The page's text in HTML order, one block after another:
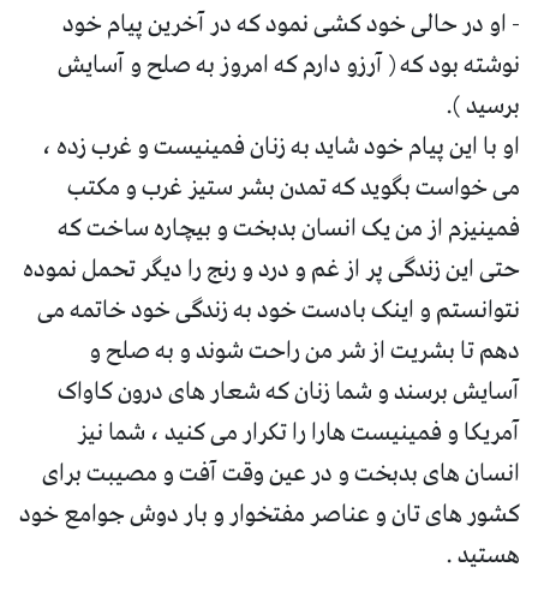
- او در حالی خود کشی نمود که در آخرین پیام خود
نوشته بود که ( آرزو دارم که امروز به صلح و آسایش
برسید ).
او با این پیام خود شاید به زنان فمینیست و غرب زده ،
می خواست بگوید که تمدن بشر ستیز غرب و مکتب
فمینیزم از من یک انسان بدبخت و بیچاره ساخت که
حتی این زندگی پر از غم و درد و رنج را دیگر تحمل نموده
نتوانستم و اینک بادست خود به زندگی خود خاتمه می
دهم تا بشریت از شر من راحت شوند و به صلح و
آسایش برسند و شما زنان که شعار های درون کاواک
آمریکا و فمینیست هارا را تکرار می کنید ، شما نیز
انسان های بدبخت و در عین وقت آفت و مصیبت برای
کشور های تان و عناصر مفتخوار و بار دوش جوامع خود
هستید .